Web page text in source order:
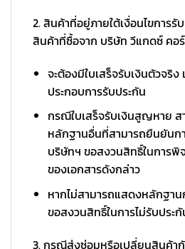
2. สินค้าที่อยู่ภายใต้เงื่อนไขการรั
สินค้าที่ซื้อจาก บริษัท วีแกดซ์ คอ
จะต้องมีใบเสร็จรับเงินตัวจริ
ประกอบการรับประกัน
กรณีใบเสร็จรับเงินสูญหาย ส
หลักฐานอื่นที่สามารถยืนยันก
บริษัทฯ ขอสงวนสิทธิ์ในการพิ
ของเอกสารดังกล่าว
หากไม่สามารถแสดงหลักฐา
ขอสงวนสิทธิ์ในการไม่รับประ
3. กรณีส่งซ่อมหรือเปลี่ยนสินค้า